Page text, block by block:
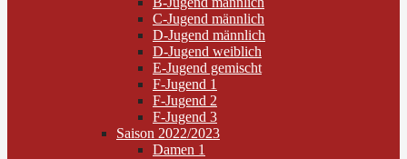
C-Jugend männlich
D-Jugend männlich
D-Jugend weiblich
E-Jugend gemischt
F-Jugend 1
F-Jugend 2
F-Jugend 3
Saison 2022/2023
Damen 1